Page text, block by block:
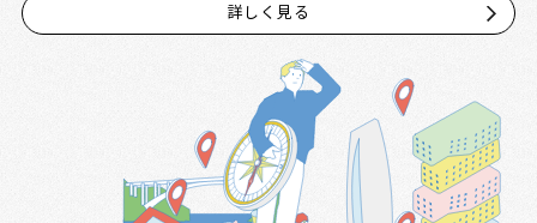
詳しく見る